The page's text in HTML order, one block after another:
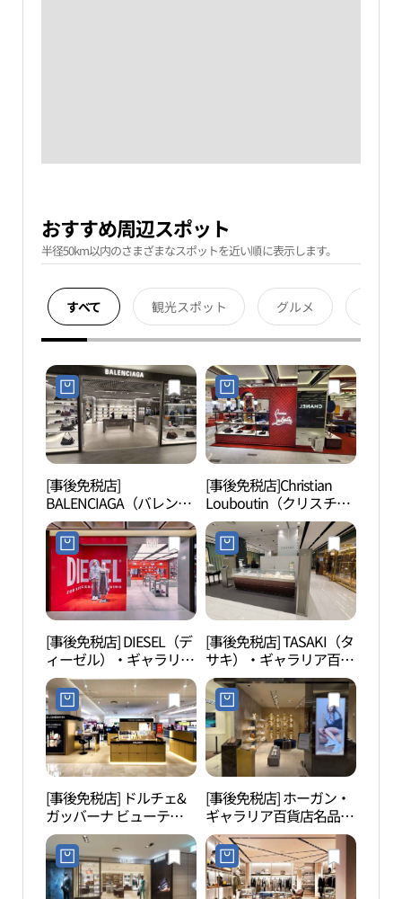
おすすめ周辺スポット
半径50km以内のさまざまなスポットを近い順に表示します。
すべて 観光スポット グルメ
[事後免税店]
BALENCIAGA（バレンシ
アガ）・ギャラリア百貨
店名品館WEST店(발렌시
아가 남성 갤러리아백화
점 명품관 WEST점)
[事後免税店]Christian
Louboutin（クリスチャ
ンルブタン）・ギャラリ
ア百貨店名品館WEST店
(크리스찬루부탱 갤러리
아백화점 명품관 WEST
점)
[事後免税店] DIESEL（デ
ィーゼル）・ギャラリア
百貨店名品館WEST店(디
젤 갤러리아백화점 명품
관 WEST점)
[事後免税店] TASAKI（タ
サキ）・ギャラリア百貨
店名品館WEST店(타사키
갤러리아백화점 명품관
WEST점)
[事後免税店] ドルチェ&
ガッバーナ ビューテ
ィ・ギャラリア百貨店名
品館WEST店(돌체앤가바
나뷰티 갤러리아백화점
명품관 WEST점)
[事後免税店] ホーガン・
ギャラリア百貨店名品館
WEST店(호간 갤러리아백
화점 명품관 WEST점)